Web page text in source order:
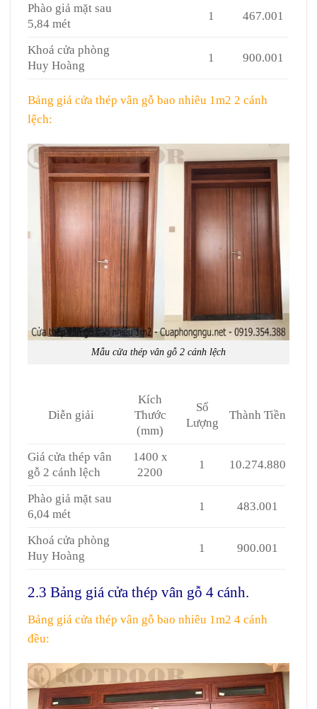
Phào giả mặt sau
5,84 mét
1 467.001
Khoá cửa phòng
Huy Hoàng
1 900.001
Bảng giá cửa thép vân gỗ bao nhiêu 1m2 2 cánh
lệch:
Mẫu cửa thép vân gỗ 2 cánh lệch
Diễn giải
Kích
Thước
(mm)
Số
Lượng
Thành Tiền
Giá cửa thép vân
gỗ 2 cánh lệch
1400 x
2200
1 10.274.880
Phào giả mặt sau
6,04 mét
1 483.001
Khoá cửa phòng
Huy Hoàng
1 900.001
2.3 Bảng giá cửa thép vân gỗ 4 cánh.
Bảng giá cửa thép vân gỗ bao nhiêu 1m2 4 cánh
đều: